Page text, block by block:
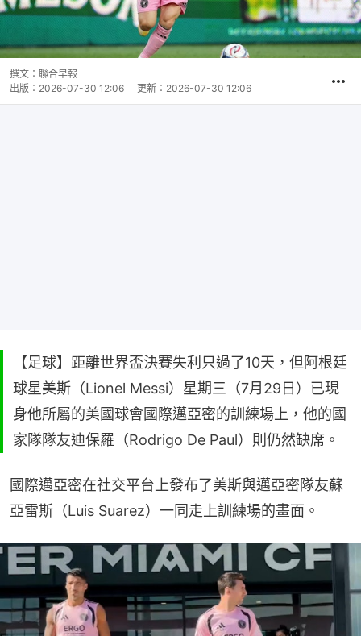
撰文： 聯合早報
出版： 2026-07-30 12:06 更新： 2026-07-30 12:06
【足球】距離世界盃決賽失利只過了10天，但阿根廷
球星美斯（Lionel Messi）星期三（7月29日）已現
身他所屬的美國球會國際邁亞密的訓練場上，他的國
家隊隊友迪保羅（Rodrigo De Paul）則仍然缺席。
國際邁亞密在社交平台上發布了美斯與邁亞密隊友蘇
亞雷斯（Luis Suarez）一同走上訓練場的畫面。